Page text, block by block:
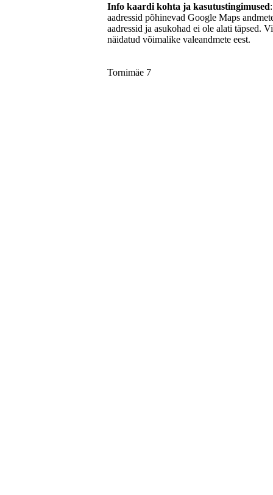
Info kaardi kohta ja kasutustingimused
aadressid põhinevad Google Maps
aadressid ja asukohad ei ole alati täpsed.
näidatud võimalike valeandmete eest.
Tornimäe 7